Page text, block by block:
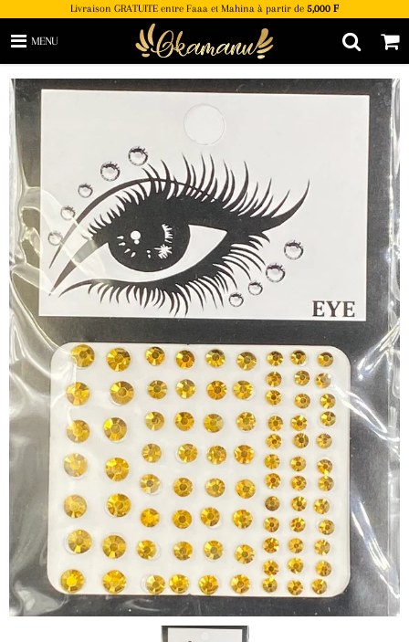
Livraison GRATUITE entre Faaa et Mahina à partir de 5,000 F
MENU